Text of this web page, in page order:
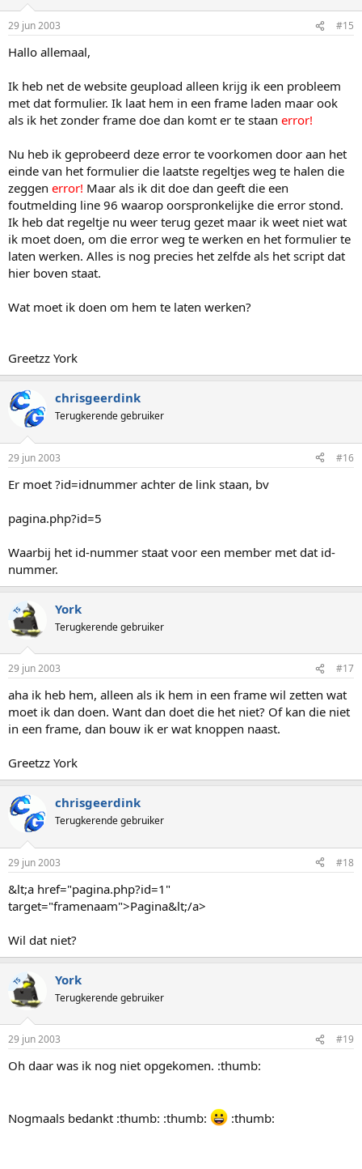
29 jun 2003 #15
Hallo allemaal,
Ik heb net de website geupload alleen krijg ik een probleem
met dat formulier. Ik laat hem in een frame laden maar ook
als ik het zonder frame doe dan komt er te staan error!
Nu heb ik geprobeerd deze error te voorkomen door aan het
einde van het formulier die laatste regeltjes weg te halen die
zeggen error! Maar als ik dit doe dan geeft die een
foutmelding line 96 waarop oorspronkelijke die error stond.
Ik heb dat regeltje nu weer terug gezet maar ik weet niet wat
ik moet doen, om die error weg te werken en het formulier te
laten werken. Alles is nog precies het zelfde als het script dat
hier boven staat.
Wat moet ik doen om hem te laten werken?
Greetzz York
chrisgeerdink
Terugkerende gebruiker
29 jun 2003 #16
Er moet ?id=idnummer achter de link staan, bv
pagina.php?id=5
Waarbij het id-nummer staat voor een member met dat id-
nummer.
TS York
Terugkerende gebruiker
29 jun 2003 #17
aha ik heb hem, alleen als ik hem in een frame wil zetten wat
moet ik dan doen. Want dan doet die het niet? Of kan die niet
in een frame, dan bouw ik er wat knoppen naast.
Greetzz York
chrisgeerdink
Terugkerende gebruiker
29 jun 2003 #18
&lt;a href="pagina.php?id=1"
target="framenaam">Pagina&lt;/a>
Wil dat niet?
TS York
Terugkerende gebruiker
29 jun 2003 #19
Oh daar was ik nog niet opgekomen. :thumb:
Nogmaals bedankt :thumb: :thumb: :thumb: